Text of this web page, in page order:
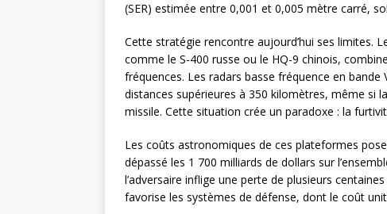
(SER) estimée entre 0,001 et 0,005 mètre carré,
Cette stratégie rencontre aujourd’hui ses limites.
comme le S-400 russe ou le HQ-9 chinois,
fréquences. Les radars basse fréquence en
distances supérieures à 350 kilomètres, même si
missile. Cette situation crée un paradoxe : la
Les coûts astronomiques de ces plateformes
dépassé les 1 700 milliards de dollars sur
l’adversaire inflige une perte de plusieurs
favorise les systèmes de défense, dont le coût